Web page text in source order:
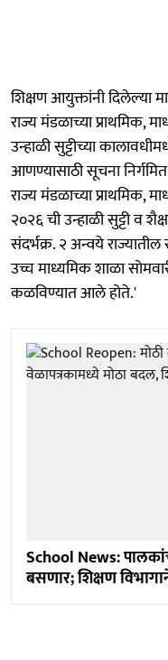
शिक्षण आयुक्तांनी दिलेल्या
राज्य मंडळाच्या प्राथमिक,
उन्हाळी सुट्टीच्या
आणण्यासाठी सूचना
राज्य मंडळाच्या प्राथमिक,
२०२६ ची उन्हाळी सुट्टी व
संदर्भक्र. २ अन्वये
उच्च माध्यमिक शाळा
कळविण्यात आले होते.'
School News:
बसणार; शिक्षण